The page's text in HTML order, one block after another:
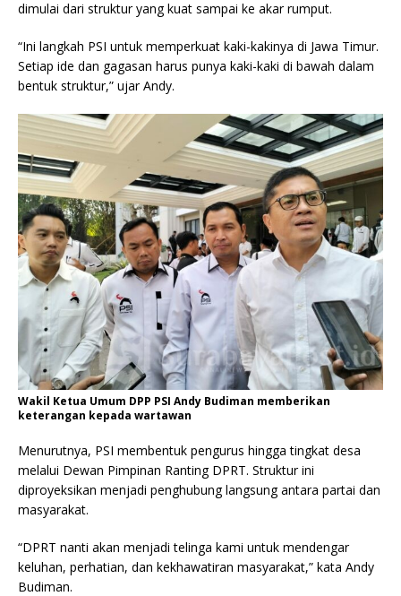
dimulai dari struktur yang kuat sampai ke akar rumput.
“Ini langkah PSI untuk memperkuat kaki-kakinya di Jawa Timur.
Setiap ide dan gagasan harus punya kaki-kaki di bawah dalam
bentuk struktur,” ujar Andy.
Wakil Ketua Umum DPP PSI Andy Budiman memberikan
keterangan kepada wartawan
Menurutnya, PSI membentuk pengurus hingga tingkat desa
melalui Dewan Pimpinan Ranting DPRT. Struktur ini
diproyeksikan menjadi penghubung langsung antara partai dan
masyarakat.
“DPRT nanti akan menjadi telinga kami untuk mendengar
keluhan, perhatian, dan kekhawatiran masyarakat,” kata Andy
Budiman.